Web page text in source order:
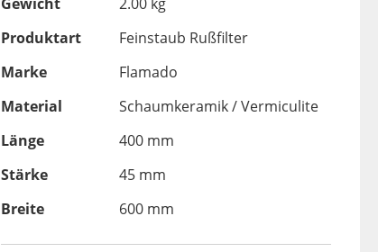
Gewicht
2.00 kg
Produktart
Feinstaub Rußfilter
Marke
Flamado
Material
Schaumkeramik / Vermiculite
Länge
400 mm
Stärke
45 mm
Breite
600 mm